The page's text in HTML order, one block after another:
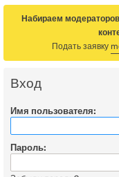
Набираем
Подать заявку
Вход
Имя пользователя:
Пароль: